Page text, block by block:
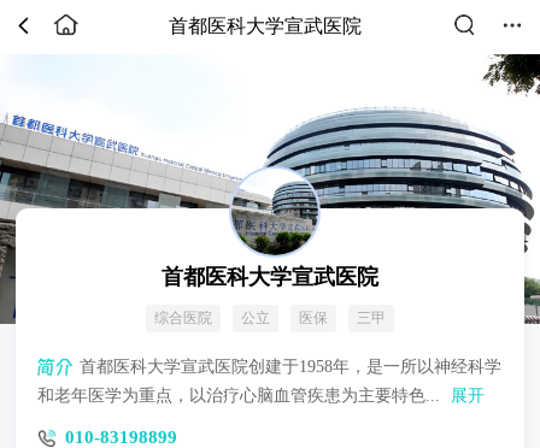
首都医科大学宣武医院
首都医科大学宣武医院
综合医院 公立 医保 三甲
首都医科大学宣武医院创建于1958年，是一所以神经科学
和老年医学为重点，以治疗心脑血管疾患为主要特色...
展开
010-83198899